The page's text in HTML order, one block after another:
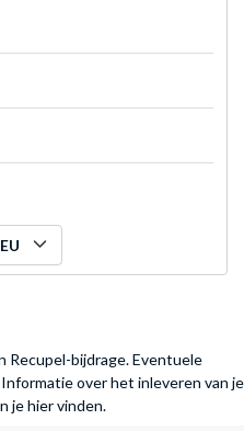
Recupel-bijdrage. Eventuele
Informatie over het inleveren van je
je hier vinden.